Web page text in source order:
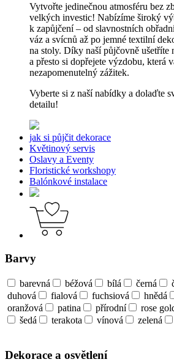
Vytvořte jedinečnou atmosféru bez
velkých investic! Nabízíme široký
k zapůjčení – od slavnostních
váz a svícnů až po jemné textilní
na stoly. Díky naší půjčovně ušetříte
a přesto si dopřejete výzdobu, která
nezapomenutelný zážitek.
Vyberte si z naší nabídky a dolaďte
detailu!
jak si půjčit dekorace
Květinový servis
Oslavy a Eventy
Floristické workshopy
Balónkové instalace
Barvy
barevná béžová bílá černá
duhová
fialová fuchsiová hnědá
oranžová
patina přírodní rose
šedá
terakota vínová zelená
Dekorace a osvětlení